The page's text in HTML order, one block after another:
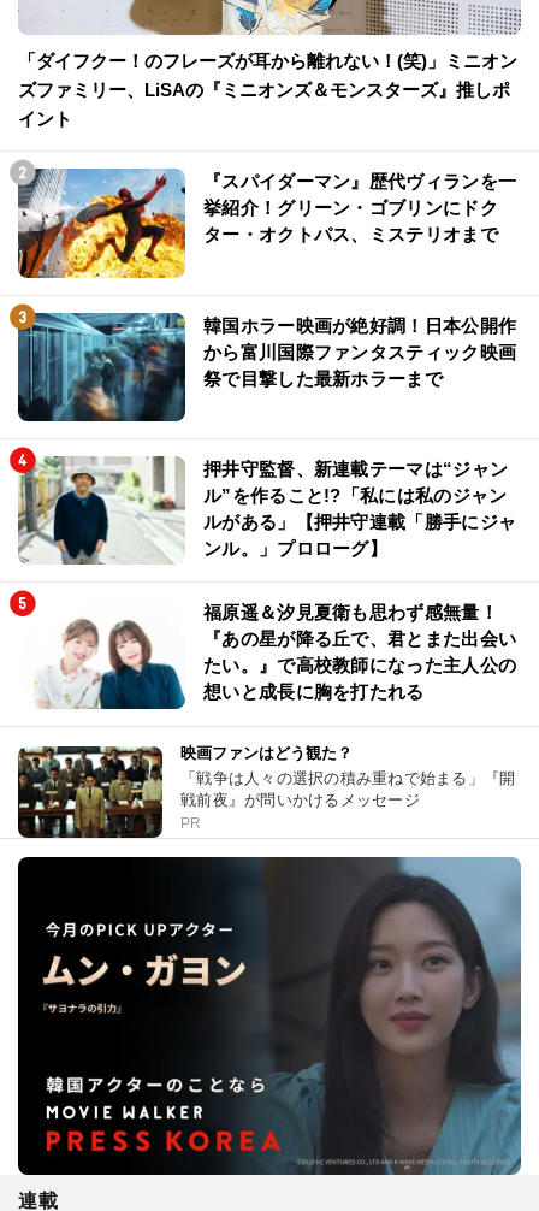
「ダイフクー！のフレーズが耳から離れない！(笑)」ミニオン
ズファミリー、LiSAの『ミニオンズ＆モンスターズ』推しポ
イント
『スパイダーマン』歴代ヴィランを一
挙紹介！グリーン・ゴブリンにドク
ター・オクトパス、ミステリオまで
韓国ホラー映画が絶好調！日本公開作
から富川国際ファンタスティック映画
祭で目撃した最新ホラーまで
押井守監督、新連載テーマは“ジャン
ル”を作ること!?「私には私のジャン
ルがある」【押井守連載「勝手にジャ
ンル。」プロローグ】
福原遥＆汐見夏衛も思わず感無量！
『あの星が降る丘で、君とまた出会い
たい。』で高校教師になった主人公の
想いと成長に胸を打たれる
映画ファンはどう観た？
「戦争は人々の選択の積み重ねで始まる」『開
戦前夜』が問いかけるメッセージ
PR
連載